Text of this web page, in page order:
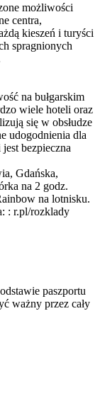
możliwości
centra,
kieszeń i turyści
spragnionych
na bułgarskim
wiele hoteli oraz
się w obsłudze
udogodnienia dla
bezpieczna
Gdańska,
na 2 godz.
na lotnisku.
: r.pl/rozklady
paszportu
ważny przez cały